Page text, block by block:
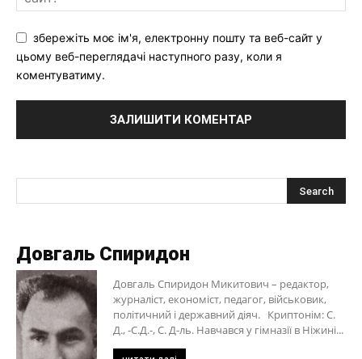
збережіть моє ім'я, електронну пошту та веб-сайт у
цьому веб-переглядачі наступного разу, коли я
коментуватиму.
Довгаль Спиридон
Довгаль Спиридон Микитович – редактор,
журналіст, економіст, педагог, військовик,
політичний і державний діяч. Криптонім: С.
Д., -С.Д.-, С. Д-ль. Навчався у гімназії в Ніжині...